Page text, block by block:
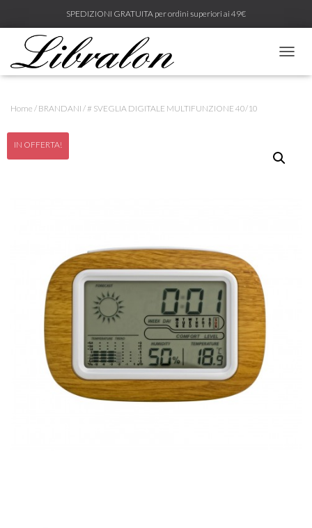
SPEDIZIONI GRATUITA per ordini superiori ai 49€
A
Home / BRANDANI / # SVEGLIA DIGITALE MULTIFUNZIONE 40/10
IN OFFERTA!